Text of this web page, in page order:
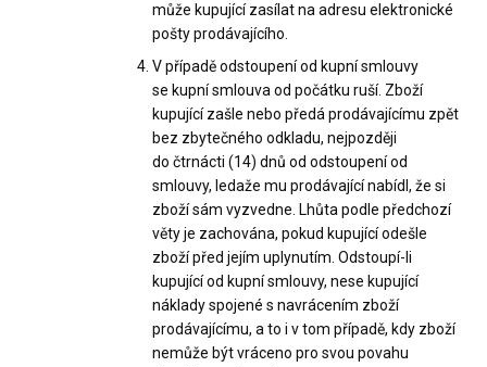
může kupující zasílat na adresu elektronické
pošty prodávajícího.
V případě odstoupení od kupní smlouvy
se kupní smlouva od počátku ruší. Zboží
kupující zašle nebo předá prodávajícímu zpět
bez zbytečného odkladu, nejpozději
do čtrnácti (14) dnů od odstoupení od
smlouvy, ledaže mu prodávající nabídl, že si
zboží sám vyzvedne. Lhůta podle předchozí
věty je zachována, pokud kupující odešle
zboží před jejím uplynutím. Odstoupí-li
kupující od kupní smlouvy, nese kupující
náklady spojené s navrácením zboží
prodávajícímu, a to i v tom případě, kdy zboží
nemůže být vráceno pro svou povahu